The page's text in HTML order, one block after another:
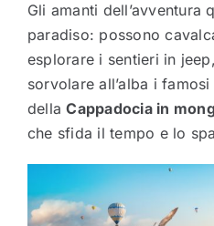
Gli amanti dell’avventura
paradiso: possono
esplorare i sentieri in
sorvolare all’alba i famosi
dellaCappadocia in
che sfida il tempo e lo